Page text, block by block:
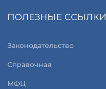
ПОЛЕЗНЫЕ ССЫЛКИ
Законодательство
Справочная
МФЦ